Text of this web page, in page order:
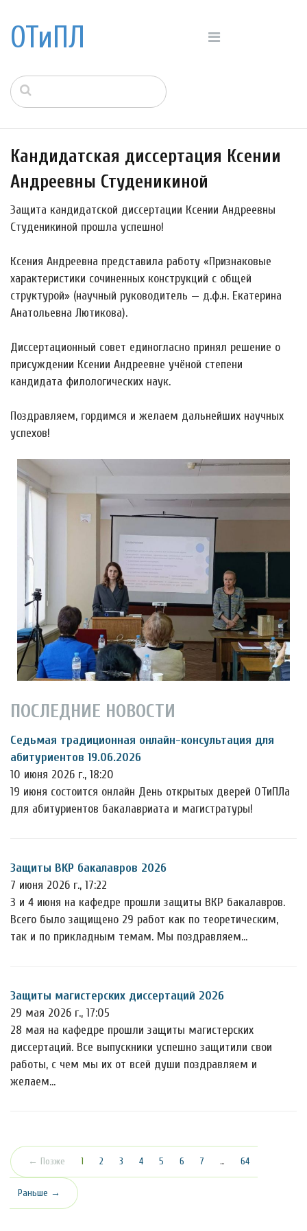
ОТиПЛ
Кандидатская диссертация Ксении
Андреевны Студеникиной
Защита кандидатской диссертации Ксении Андреевны
Студеникиной прошла успешно!
Ксения Андреевна представила работу «Признаковые
характеристики сочиненных конструкций с общей
структурой» (научный руководитель — д.ф.н. Екатерина
Анатольевна Лютикова).
Диссертационный совет единогласно принял решение о
присуждении Ксении Андреевне учёной степени
кандидата филологических наук.
Поздравляем, гордимся и желаем дальнейших научных
успехов!
ПОСЛЕДНИЕ НОВОСТИ
Седьмая традиционная онлайн-консультация для
абитуриентов 19.06.2026
10 июня 2026 г., 18:20
19 июня состоится онлайн День открытых дверей ОТиПЛа
для абитуриентов бакалавриата и магистратуры!
Защиты ВКР бакалавров 2026
7 июня 2026 г., 17:22
3 и 4 июня на кафедре прошли защиты ВКР бакалавров.
Всего было защищено 29 работ как по теоретическим,
так и по прикладным темам. Мы поздравляем…
Защиты магистерских диссертаций 2026
29 мая 2026 г., 17:05
28 мая на кафедре прошли защиты магистерских
диссертаций. Все выпускники успешно защитили свои
работы, с чем мы их от всей души поздравляем и
желаем…
← Позже 1 (текущая)
2 3 4 5 6 7 … 64
Раньше →